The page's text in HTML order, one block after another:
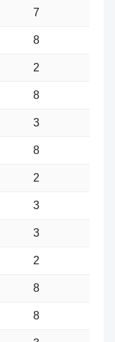
7
8
2
8
3
8
2
3
3
2
8
8